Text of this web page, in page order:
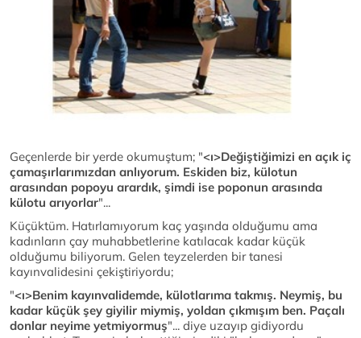
Geçenlerde bir yerde okumuştum; "<ı>Değiştiğimizi en açık iç
çamaşırlarımızdan anlıyorum. Eskiden biz, külotun
arasından popoyu arardık, şimdi ise poponun arasında
külotu arıyorlar"...
Küçüktüm. Hatırlamıyorum kaç yaşında olduğumu ama
kadınların çay muhabbetlerine katılacak kadar küçük
olduğumu biliyorum. Gelen teyzelerden bir tanesi
kayınvalidesini çekiştiriyordu;
"<ı>Benim kayınvalidemde, külotlarıma takmış. Neymiş, bu
kadar küçük şey giyilir miymiş, yoldan çıkmışım ben. Paçalı
donlar neyime yetmiyormuş"... diye uzayıp gidiyordu